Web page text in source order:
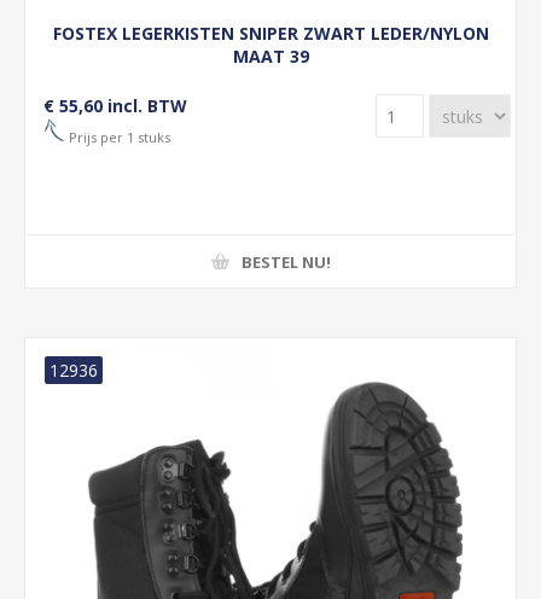
FOSTEX LEGERKISTEN SNIPER ZWART LEDER/NYLON
MAAT 39
€ 55,60 incl. BTW
Prijs per 1 stuks
BESTEL NU!
12936